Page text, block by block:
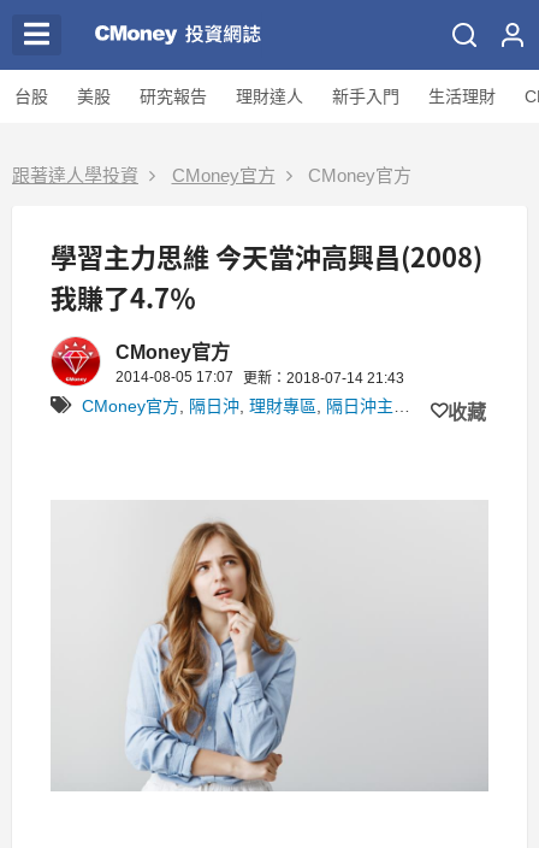
台股 美股 研究報告 理財達人 新手入門 生活理財
跟著達人學投資 CMoney官方 CMoney官方
學習主力思維 今天當沖高興昌(2008)
我賺了4.7％
CMoney官方
2014-08-05 17:07 更新：2018-07-14 21:43
CMoney官方 隔日沖 理財專區 隔日沖主力鎖股(先空再補!當沖好標的) 收藏